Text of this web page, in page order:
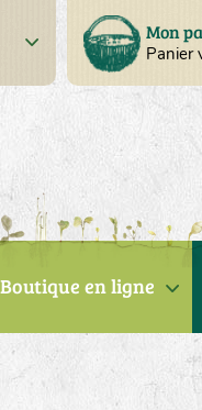
Mon
Panier
Boutique en ligne